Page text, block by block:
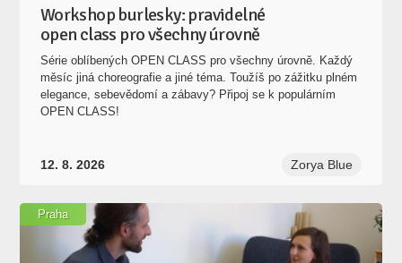
Workshop burlesky: pravidelné
open class pro všechny úrovně
Série oblíbených OPEN CLASS pro všechny úrovně. Každý
měsíc jiná choreografie a jiné téma. Toužíš po zážitku plném
elegance, sebevědomí a zábavy? Připoj se k populárním
OPEN CLASS!
12. 8. 2026 Zorya Blue
Praha